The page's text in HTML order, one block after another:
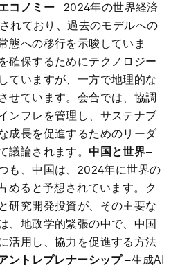
コノミー –2024年の世界経済
れており、過去のモデルへの
態への移行を示唆していま
確保するためにテクノロジー
ていますが、一方で地理的な
せています。会合では、協調
ンフレを管理し、サステナブ
成長を促進するためのリーダ
議論されます。中国と世界–
も、中国は、2024年に世界の
めると予想されています。ク
研究開発投資が、その主要な
、地政学的緊張の中で、中国
活用し、協力を促進する方法
ントレプレナーシップ –生成AI